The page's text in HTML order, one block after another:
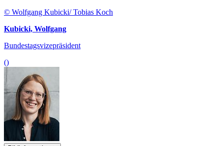
© Wolfgang Kubicki/ Tobias Koch
Kubicki, Wolfgang
Bundestagsvizepräsident
()